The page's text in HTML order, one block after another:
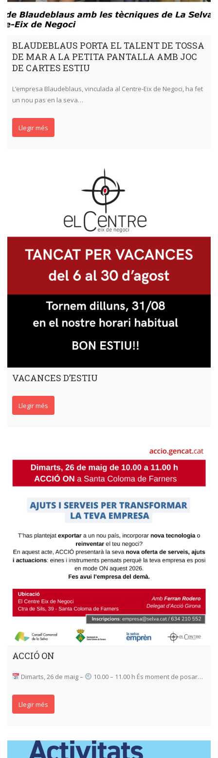
BLAUDEBLAUS PORTA EL TALENT DE TOSSA
DE MAR A LA PETITA PANTALLA AMB JOC
DE CARTES ESTIU
L’empresa Blaudeblaus, vinculada al Centre-Eix de Negoci, ha fet
un nou pas en la seva…
Llegir més
VACANCES D’ESTIU
Llegir més
ACCIÓ ON
Dimarts, 26 de maig – 10.00 – 11.00 h És moment de posar…
Llegir més